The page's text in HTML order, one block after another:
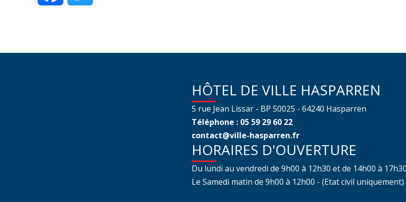
HÔTEL DE VILLE HASPARREN
5 rue Jean Lissar - BP 50025 - 64240 Hasparren
Téléphone : 05 59 29 60 22
contact@ville-hasparren.fr
HORAIRES D'OUVERTURE
Du lundi au vendredi de 9h00 à 12h30 et de 14h00 à 17h30
Le Samedi matin de 9h00 à 12h00 - (Etat civil uniquement)